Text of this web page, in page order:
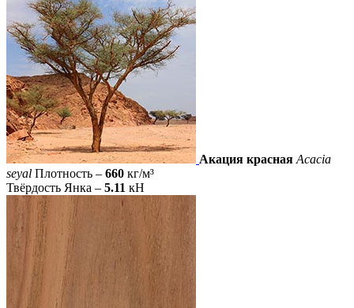
Акация красная Acacia
seyal Плотность – 660 кг/м³
Твёрдость Янка – 5.11 кН